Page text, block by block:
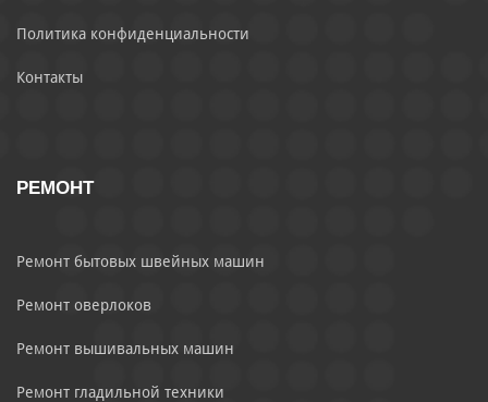
Политика конфиденциальности
Контакты
РЕМОНТ
Ремонт бытовых швейных машин
Ремонт оверлоков
Ремонт вышивальных машин
Ремонт гладильной техники